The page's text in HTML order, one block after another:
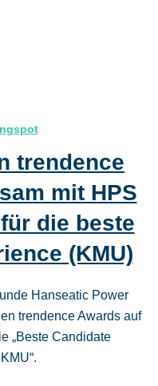
trendence
mit HPS
die beste
(KMU)
Hanseatic Power
trendence Awards auf
„Beste Candidate